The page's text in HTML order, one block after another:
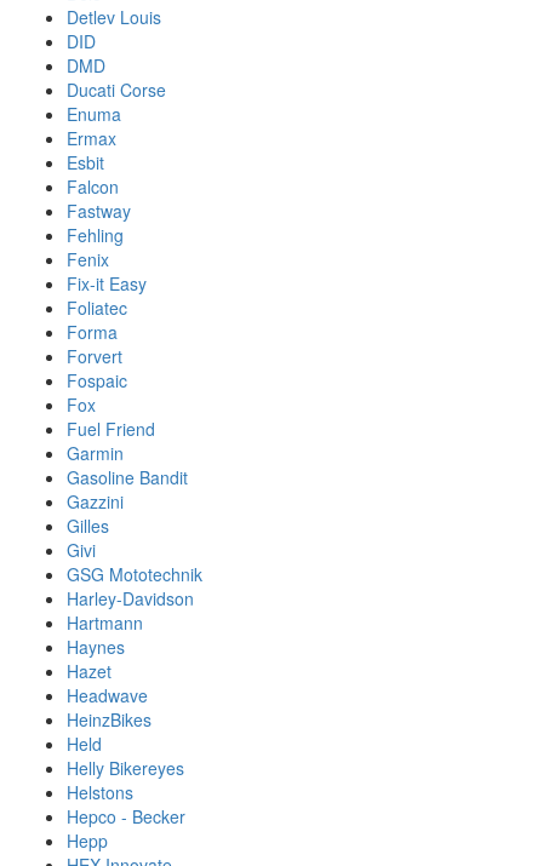
Detlev Louis
DID
DMD
Ducati Corse
Enuma
Ermax
Esbit
Falcon
Fastway
Fehling
Fenix
Fix-it Easy
Foliatec
Forma
Forvert
Fospaic
Fox
Fuel Friend
Garmin
Gasoline Bandit
Gazzini
Gilles
Givi
GSG Mototechnik
Harley-Davidson
Hartmann
Haynes
Hazet
Headwave
HeinzBikes
Held
Helly Bikereyes
Helstons
Hepco - Becker
Hepp